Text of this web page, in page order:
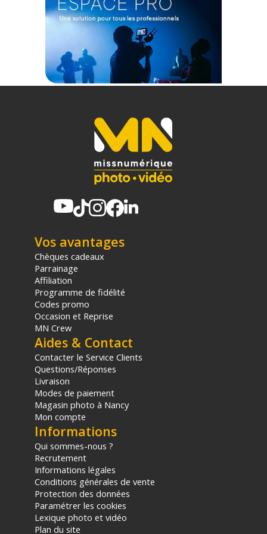
Vos avantages
Chèques cadeaux
Parrainage
Affiliation
Programme de fidélité
Codes promo
Occasion et Reprise
MN Crew
Aides & Contact
Contacter le Service Clients
Questions/Réponses
Livraison
Modes de paiement
Magasin photo à Nancy
Mon compte
Informations
Qui sommes-nous ?
Recrutement
Informations légales
Conditions générales de vente
Protection des données
Paramétrer les cookies
Lexique photo et vidéo
Plan du site